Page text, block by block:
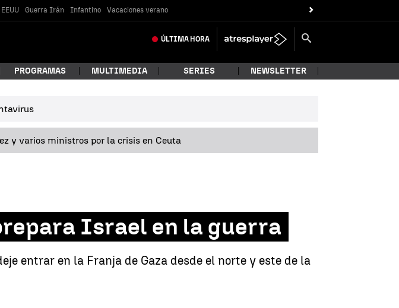
Guerra Irán Infantino Vacaciones verano
ÚLTIMA HORA
PROGRAMAS MULTIMEDIA SERIES NEWSLETTER
y varios ministros por la crisis en Ceuta
Israel en la guerra
entrar en la Franja de Gaza desde el norte y este de la